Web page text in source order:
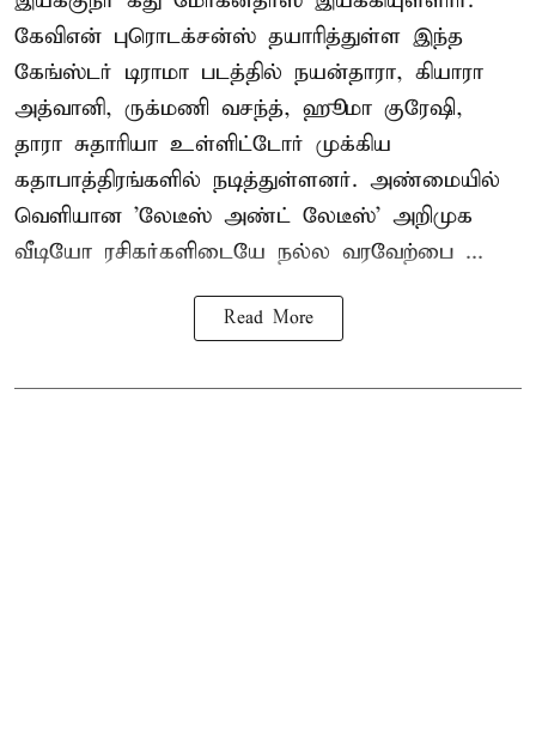
கேவிஎன் புரொடக்சன்ஸ் தயாரித்துள்ள இந்த
கேங்ஸ்டர் டிராமா படத்தில் நயன்தாரா, கியாரா
அத்வானி, ருக்மணி வசந்த், ஹூமா குரேஷி,
தாரா சுதாரியா உள்ளிட்டோர் முக்கிய
கதாபாத்திரங்களில் நடித்துள்ளனர். அண்மையில்
வெளியான 'லேடீஸ் அண்ட் லேடீஸ்' அறிமுக
வீடியோ ரசிகர்களிடையே நல்ல வரவேற்பை ...
Read More